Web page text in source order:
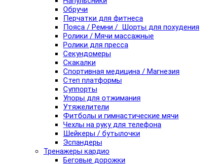
Обручи
Перчатки для фитнеса
Пояса / Ремни / Шорты для похудения
Ролики / Мячи массажные
Ролики для пресса
Секундомеры
Скакалки
Спортивная медицина / Магнезия
Степ платформы
Суппорты
Упоры для отжимания
Утяжелители
Фитболы и гимнастические мячи
Чехлы на руку для телефона
Шейкеры / бутылочки
Эспандеры
Тренажеры кардио
Беговые дорожки